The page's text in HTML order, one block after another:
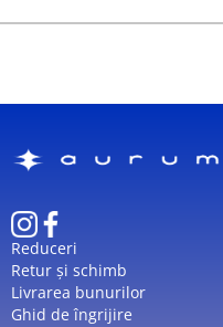
Reduceri
Retur și schimb
Livrarea bunurilor
Ghid de îngrijire